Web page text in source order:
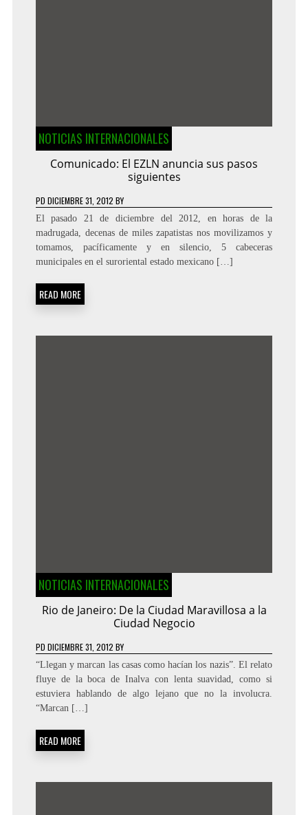
NOTICIAS INTERNACIONALES
Comunicado: El EZLN anuncia sus pasos
siguientes
PD DICIEMBRE 31, 2012 BY
El pasado 21 de diciembre del 2012, en horas de la
madrugada, decenas de miles zapatistas nos movilizamos y
tomamos, pacíficamente y en silencio, 5 cabeceras
municipales en el suroriental estado mexicano […]
READ MORE
NOTICIAS INTERNACIONALES
Rio de Janeiro: De la Ciudad Maravillosa a la
Ciudad Negocio
PD DICIEMBRE 31, 2012 BY
“Llegan y marcan las casas como hacían los nazis”. El relato
fluye de la boca de Inalva con lenta suavidad, como si
estuviera hablando de algo lejano que no la involucra.
“Marcan […]
READ MORE